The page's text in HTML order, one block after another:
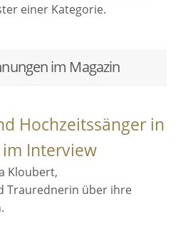
einer Kategorie.
im Magazin
Hochzeitssänger in
im Interview
Kloubert,
Traurednerin über ihre